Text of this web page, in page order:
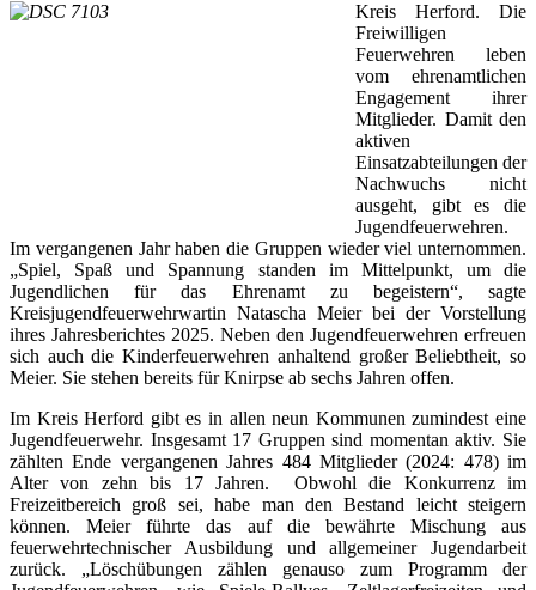
Kreis Herford. Die
Freiwilligen
Feuerwehren leben
vom ehrenamtlichen
Engagement ihrer
Mitglieder. Damit den
aktiven
Einsatzabteilungen der
Nachwuchs nicht
ausgeht, gibt es die
Jugendfeuerwehren.
Im vergangenen Jahr haben die Gruppen wieder viel unternommen.
„Spiel, Spaß und Spannung standen im Mittelpunkt, um die
Jugendlichen für das Ehrenamt zu begeistern“, sagte
Kreisjugendfeuerwehrwartin Natascha Meier bei der Vorstellung
ihres Jahresberichtes 2025. Neben den Jugendfeuerwehren erfreuen
sich auch die Kinderfeuerwehren anhaltend großer Beliebtheit, so
Meier. Sie stehen bereits für Knirpse ab sechs Jahren offen.
Im Kreis Herford gibt es in allen neun Kommunen zumindest eine
Jugendfeuerwehr. Insgesamt 17 Gruppen sind momentan aktiv. Sie
zählten Ende vergangenen Jahres 484 Mitglieder (2024: 478) im
Alter von zehn bis 17 Jahren. Obwohl die Konkurrenz im
Freizeitbereich groß sei, habe man den Bestand leicht steigern
können. Meier führte das auf die bewährte Mischung aus
feuerwehrtechnischer Ausbildung und allgemeiner Jugendarbeit
zurück. „Löschübungen zählen genauso zum Programm der